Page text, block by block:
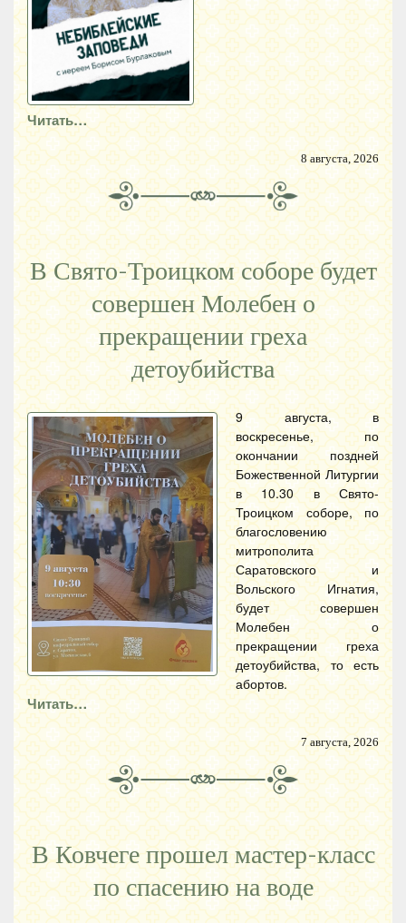
Читать…
8 августа, 2026
В Свято-Троицком соборе будет
совершен Молебен о
прекращении греха
детоубийства
9 августа, в
воскресенье, по
окончании поздней
Божественной Литургии
в 10.30 в Свято-
Троицком соборе, по
благословению
митрополита
Саратовского и
Вольского Игнатия,
будет совершен
Молебен о
прекращении греха
детоубийства, то есть
абортов.
Читать…
7 августа, 2026
В Ковчеге прошел мастер-класс
по спасению на воде